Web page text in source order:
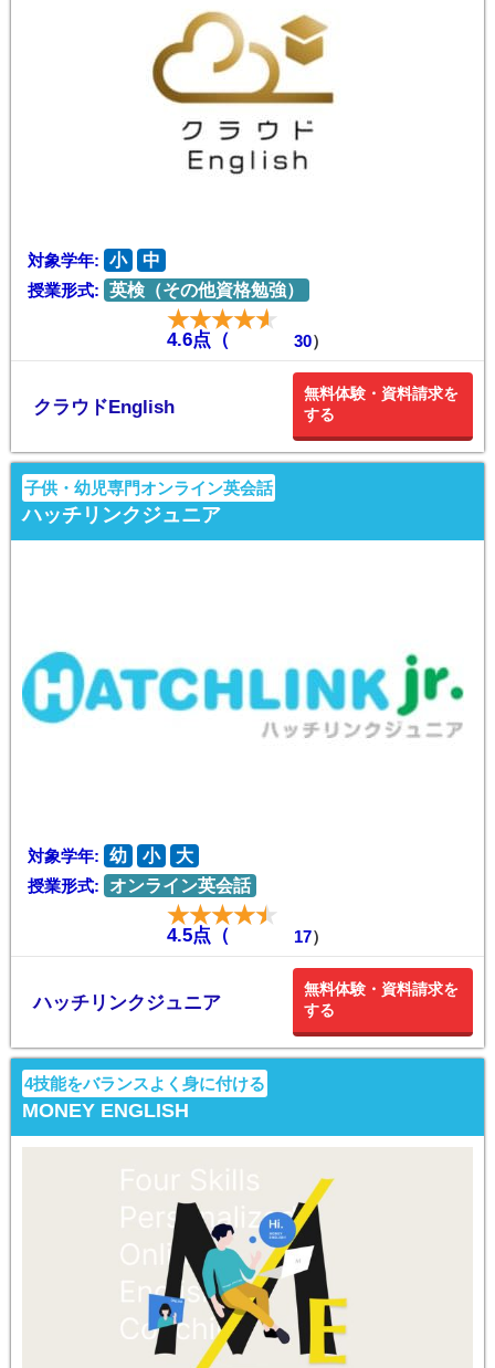
対象学年: 小
中
授業形式: 英検（その他資格勉強）
4.6点（ 30）
クラウドEnglish
無料体験・資料請求を
する
子供・幼児専門オンライン英会話
ハッチリンクジュニア
対象学年: 幼 小
大
授業形式:
オンライン英会話
4.5点（ 17）
ハッチリンクジュニア
無料体験・資料請求を
する
4技能をバランスよく身に付ける
MONEY ENGLISH